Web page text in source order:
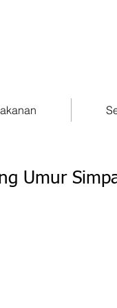
Umur